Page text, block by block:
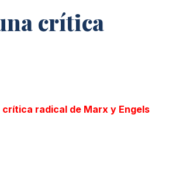
crítica
radical de Marx y Engels